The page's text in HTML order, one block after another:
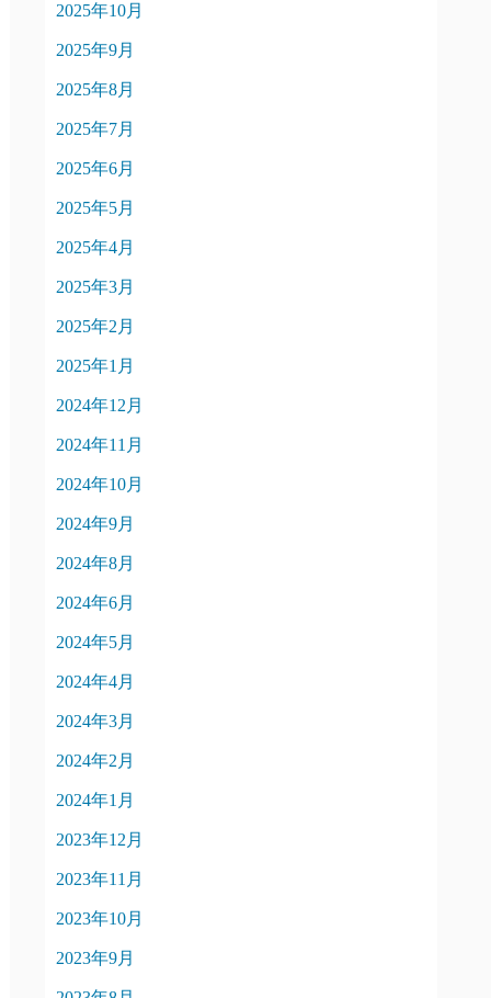
2025年10月
2025年9月
2025年8月
2025年7月
2025年6月
2025年5月
2025年4月
2025年3月
2025年2月
2025年1月
2024年12月
2024年11月
2024年10月
2024年9月
2024年8月
2024年6月
2024年5月
2024年4月
2024年3月
2024年2月
2024年1月
2023年12月
2023年11月
2023年10月
2023年9月